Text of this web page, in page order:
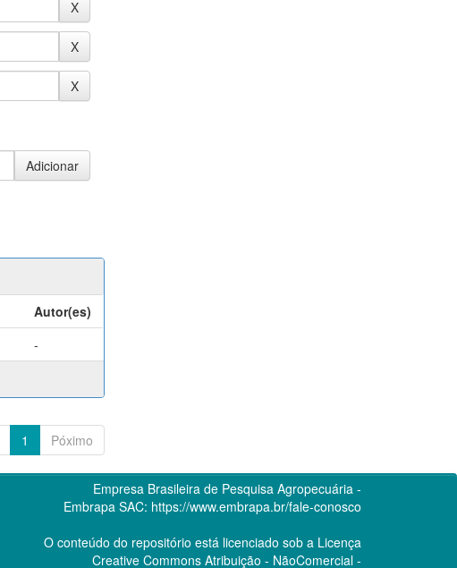
Autor(es)
-
1 Póximo
Empresa Brasileira de Pesquisa Agropecuária -
Embrapa SAC: https://www.embrapa.br/fale-conosco
O conteúdo do repositório está licenciado sob a Licença
Creative CommonsAtribuição - NãoComercial -